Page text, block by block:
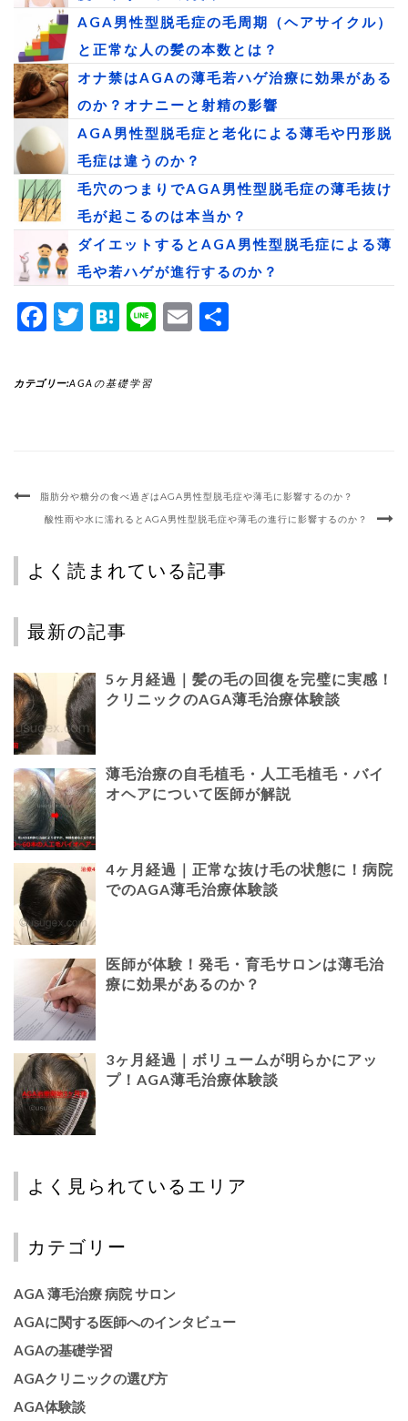
AGA男性型脱毛症の毛周期（ヘアサイクル）
と正常な人の髪の本数とは？
オナ禁はAGAの薄毛若ハゲ治療に効果がある
のか？オナニーと射精の影響
AGA男性型脱毛症と老化による薄毛や円形脱
毛症は違うのか？
毛穴のつまりでAGA男性型脱毛症の薄毛抜け
毛が起こるのは本当か？
ダイエットするとAGA男性型脱毛症による薄
毛や若ハゲが進行するのか？
Facebook
Twitter
Hatena
LineEmail
カテゴリー:AGAの基礎学習
脂肪分や糖分の食べ過ぎはAGA男性型脱毛症や薄毛に影響するのか？
酸性雨や水に濡れるとAGA男性型脱毛症や薄毛の進行に影響するのか？
よく読まれている記事
最新の記事
5ヶ月経過｜髪の毛の回復を完璧に実感！
クリニックのAGA薄毛治療体験談
薄毛治療の自毛植毛・人工毛植毛・バイ
オヘアについて医師が解説
4ヶ月経過｜正常な抜け毛の状態に！病院
でのAGA薄毛治療体験談
医師が体験！発毛・育毛サロンは薄毛治
療に効果があるのか？
3ヶ月経過｜ボリュームが明らかにアッ
プ！AGA薄毛治療体験談
よく見られているエリア
カテゴリー
AGA 薄毛治療 病院 サロン
AGAに関する医師へのインタビュー
AGAの基礎学習
AGAクリニックの選び方
AGA体験談